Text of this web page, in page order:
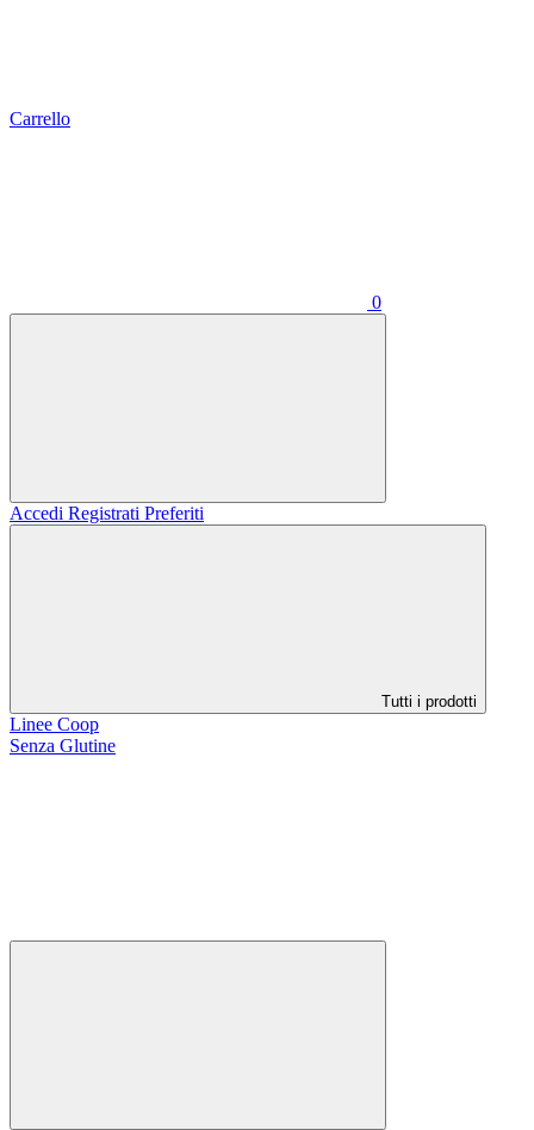
Carrello
0
Accedi Registrati Preferiti
Tutti i prodotti
Linee Coop
Senza Glutine